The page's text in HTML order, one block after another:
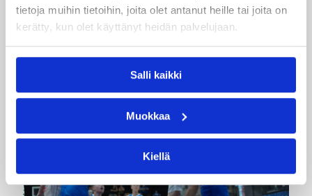
tietoja muihin tietoihin, joita olet antanut heille tai joita on
kerätty, kun olet käyttänyt heidän palvelujaan.
Salli kaikki
Muokkaa
Kiellä